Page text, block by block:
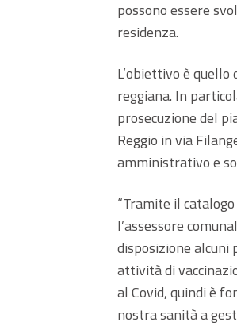
possono essere
residenza.
L’obiettivo è
reggiana. In
prosecuzione del
Reggio in via
amministrativo e
“Tramite il
l’assessore
disposizione alcuni
attività di
al Covid, quindi è
nostra sanità a